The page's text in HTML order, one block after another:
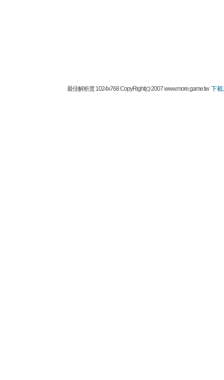
最佳解析度 1024x768 CopyRight(c) 2007 www.more.game.tw 下